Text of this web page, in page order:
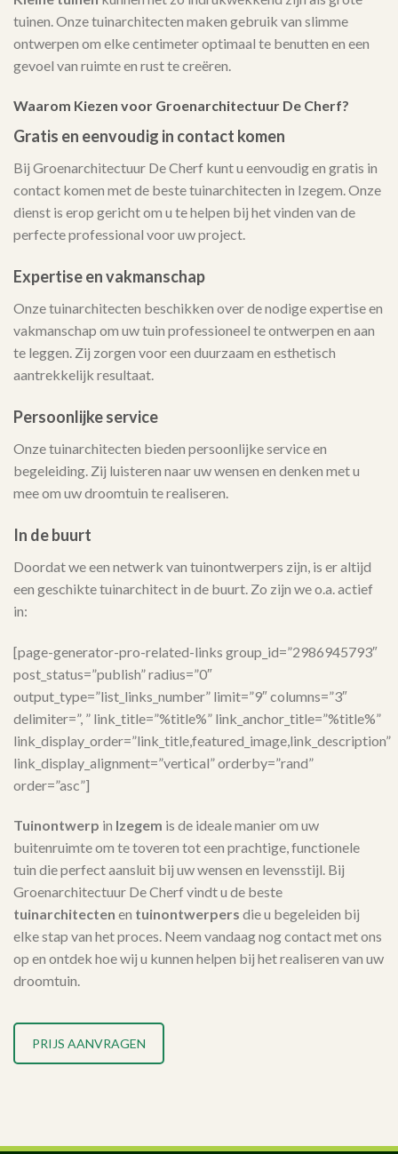
tuinen. Onze tuinarchitecten maken gebruik van slimme
ontwerpen om elke centimeter optimaal te benutten en een
gevoel van ruimte en rust te creëren.
Waarom Kiezen voor Groenarchitectuur De Cherf?
Gratis en eenvoudig in contact komen
Bij Groenarchitectuur De Cherf kunt u eenvoudig en gratis in
contact komen met de beste tuinarchitecten in Izegem. Onze
dienst is erop gericht om u te helpen bij het vinden van de
perfecte professional voor uw project.
Expertise en vakmanschap
Onze tuinarchitecten beschikken over de nodige expertise en
vakmanschap om uw tuin professioneel te ontwerpen en aan
te leggen. Zij zorgen voor een duurzaam en esthetisch
aantrekkelijk resultaat.
Persoonlijke service
Onze tuinarchitecten bieden persoonlijke service en
begeleiding. Zij luisteren naar uw wensen en denken met u
mee om uw droomtuin te realiseren.
In de buurt
Doordat we een netwerk van tuinontwerpers zijn, is er altijd
een geschikte tuinarchitect in de buurt. Zo zijn we o.a. actief
in:
[page-generator-pro-related-links group_id=”2986945793″
post_status=”publish” radius=”0″
output_type=”list_links_number” limit=”9″ columns=”3″
delimiter=”, ” link_title=”%title%” link_anchor_title=”%title%”
link_display_order=”link_title,featured_image,link_description”
link_display_alignment=”vertical” orderby=”rand”
order=”asc”]
Tuinontwerp in Izegem is de ideale manier om uw
buitenruimte om te toveren tot een prachtige, functionele
tuin die perfect aansluit bij uw wensen en levensstijl. Bij
Groenarchitectuur De Cherf vindt u de beste
tuinarchitecten en tuinontwerpers die u begeleiden bij
elke stap van het proces. Neem vandaag nog contact met ons
op en ontdek hoe wij u kunnen helpen bij het realiseren van uw
droomtuin.
PRIJS AANVRAGEN